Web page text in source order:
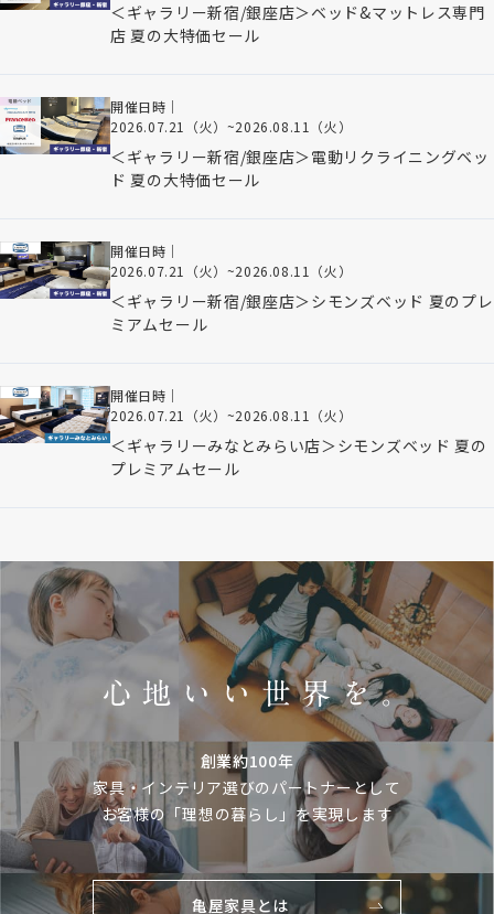
＜ギャラリー新宿/銀座店＞ベッド&マットレス専門
店 夏の大特価セール
開催日時｜
2026.07.21（火） ~2026.08.11（火）
＜ギャラリー新宿/銀座店＞電動リクライニングベッ
ド 夏の大特価セール
開催日時｜
2026.07.21（火） ~2026.08.11（火）
＜ギャラリー新宿/銀座店＞シモンズベッド 夏のプレ
ミアムセール
開催日時｜
2026.07.21（火） ~2026.08.11（火）
＜ギャラリーみなとみらい店＞シモンズベッド 夏の
プレミアムセール
創業約100年
家具・インテリア選びのパートナーとして
お客様の「理想の暮らし」を実現します
亀屋家具とは